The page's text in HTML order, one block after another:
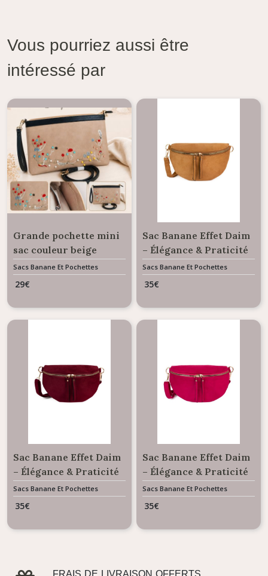
Vous pourriez aussi être
intéressé par
Grande pochette mini
sac couleur beige
broderie et cloutée
Bijoux
Sacs Banane Et Pochettes
29€
Sac Banane Effet Daim
– Élégance & Praticité
- couleur camel
Sacs Banane Et Pochettes
35€
Sac Banane Effet Daim
– Élégance & Praticité
- couleur bordeaux
Sacs Banane Et Pochettes
35€
Sac Banane Effet Daim
– Élégance & Praticité
- couleur fushia
Sacs Banane Et Pochettes
35€